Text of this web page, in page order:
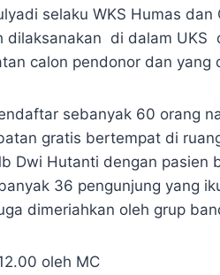
selaku WKS Humas
dilaksanakan di dalam UKS
calon pendonor dan yang
sebanyak 60 orang
gratis bertempat di
Dwi Hutanti dengan pasien
36 pengunjung yang
dimeriahkan oleh grup
oleh MC